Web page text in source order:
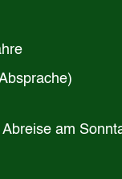
4
14 Jahre
(nach
am